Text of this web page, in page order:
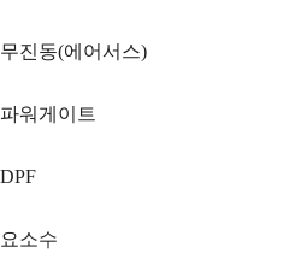
무진동(에어서스)
파워게이트
DPF
요소수